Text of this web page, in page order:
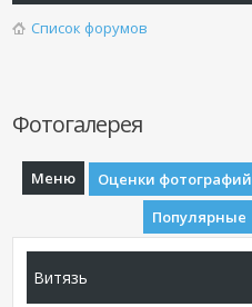
Список форумов
Фотогалерея
Меню Оценки фотографий
Популярные
Витязь